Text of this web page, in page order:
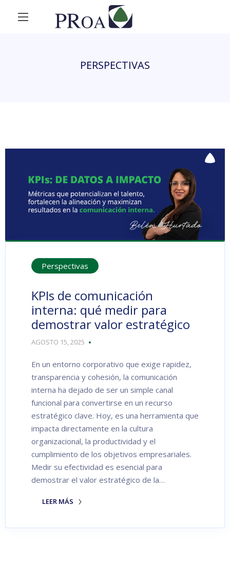
PERSPECTIVAS
Perspectivas
KPIs de comunicación
interna: qué medir para
demostrar valor estratégico
AGOSTO 15, 2025
En un entorno corporativo que exige rapidez,
transparencia y cohesión, la comunicación
interna ha dejado de ser un simple canal
funcional para convertirse en un recurso
estratégico clave. Hoy, es una herramienta que
impacta directamente en la cultura
organizacional, la productividad y el
cumplimiento de los objetivos empresariales.
Medir su efectividad es esencial para
demostrar el valor estratégico de la…
LEER MÁS